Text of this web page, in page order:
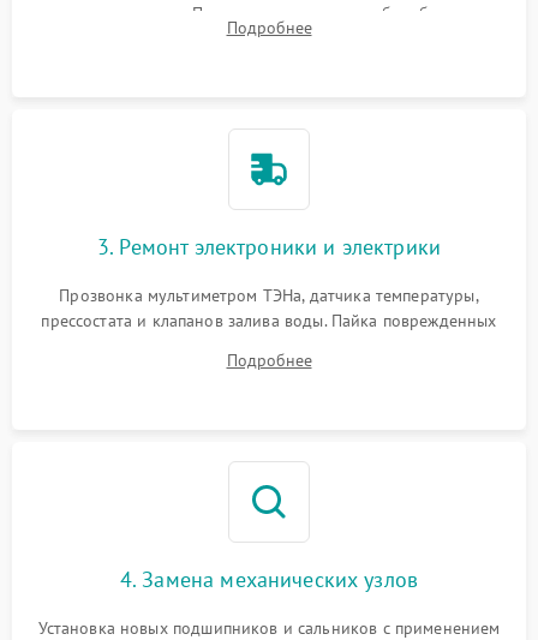
амортизаторов. Проверка подшипников барабана и
крестовины на износ, а манжеты люка на разрывы.
Подробнее
3. Ремонт электроники и электрики
Прозвонка мультиметром ТЭНа, датчика температуры,
прессостата и клапанов залива воды. Пайка поврежденных
Восстановление целостности проводки и контактов.
Подробнее
4. Замена механических узлов
Установка новых подшипников и сальников с применением